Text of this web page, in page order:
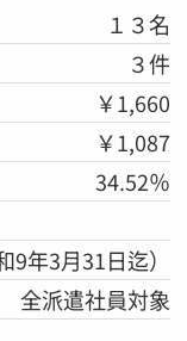
１３名
３件
￥1,660
￥1,087
34.52％
年3月31日迄）
全派遣社員対象